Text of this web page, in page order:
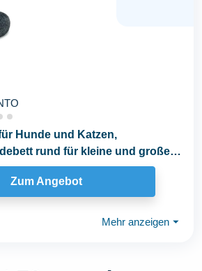
Hunde und Katzen,
rund für kleine und große
Zum Angebot
Mehr anzeigen ⏷